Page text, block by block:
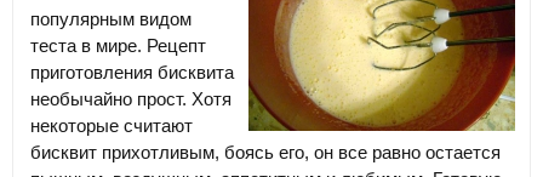
популярным видом
теста в мире. Рецепт
приготовления бисквита
необычайно прост. Хотя
некоторые считают
бисквит прихотливым, боясь его, он все равно остается